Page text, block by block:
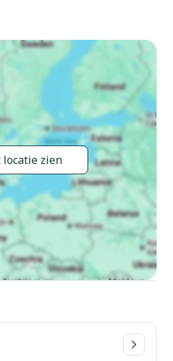
bomen, openluchtzwembad (20
15.Mei. -
het complex: wasmachine (voor
restaurant 500
"Latisana (Milano-Venezia-
900 m, thermaalbad "Bibione
(18 holes) 5 km,
locatie zien